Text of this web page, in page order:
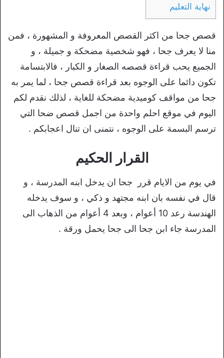
نهاية التعليم
قصص جحا من اكثر القصص المعروفة و المشهورة ، فمن
منا لا يعرف جحا ، فهو شخصية مضحكة و جميلة ، و
الجميع يحب قراءة قصصه الصغار و الكبار ، فالابتسامة
تكون دائما على الوجوه بعد قراءة قصص جحا ، لما يمر به
جحا من مواقف كوميدية مضحكة للغاية ، لذلك نقدم لكم
اليوم في موقع احلم واحدة من اجمل قصص ضحا التي
ترسم البسمة على الوجوه ، نتمنى ان تنال اعجابكم .
القرار الحكيم
في يوم من الايام قرر جحا ان يدخل ابنه المدرسة ، و
قال في نفسه بان ابنه مجتهد و ذكي ، و سوف يدخله
الهندسة رعد 10 أعوام ، وبعد 4 أعوام من الذهاب الى
المدرسة جاء ابن جحا الى جحا يحمل ورقة .